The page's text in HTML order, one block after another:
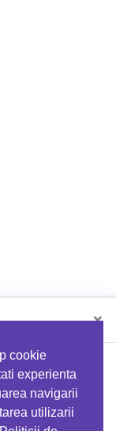
cookie
experienta
navigarii
utilizarii
×
codul